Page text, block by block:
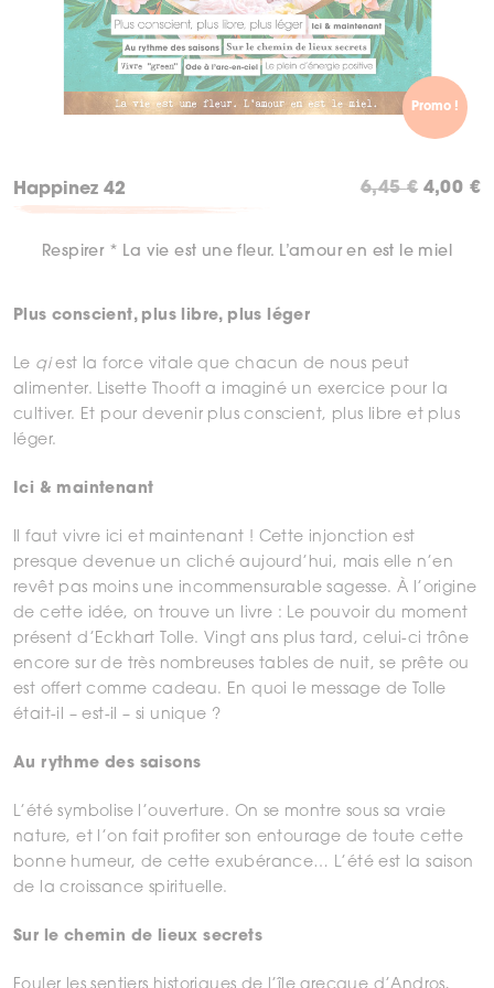
Promo !
Happinez 42 6,45€ Le
initial
4,00 €
Respirer * La vie est une fleur. L’amour en est le miel
Plus conscient, plus libre, plus léger
Le qiest la force vitale que chacun de nous peut
alimenter. Lisette Thooft a imaginé un exercice pour la
cultiver. Et pour devenir plus conscient, plus libre et plus
léger.
Ici & maintenant
Il faut vivre ici et maintenant ! Cette injonction est
presque devenue un cliché aujourd’hui, mais elle n’en
revêt pas moins une incommensurable sagesse. À l’origine
de cette idée, on trouve un livre : Le pouvoir du moment
présent d’Eckhart Tolle. Vingt ans plus tard, celui-ci trône
encore sur de très nombreuses tables de nuit, se prête ou
est offert comme cadeau. En quoi le message de Tolle
était-il – est-il – si unique ?
Au rythme des saisons
L’été symbolise l’ouverture. On se montre sous sa vraie
nature, et l’on fait profiter son entourage de toute cette
bonne humeur, de cette exubérance… L’été est la saison
de la croissance spirituelle.
Sur le chemin de lieux secrets